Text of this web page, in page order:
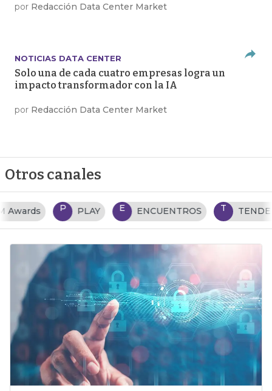
por Redacción Data Center Market
NOTICIAS DATA CENTER
Solo una de cada cuatro empresas logra un
impacto transformador con la IA
por Redacción Data Center Market
Otros canales
P PLAY E ENCUENTROS T TENDENCIAS TI